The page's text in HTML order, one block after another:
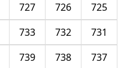
725
726
727
731
732
733
737
738
739